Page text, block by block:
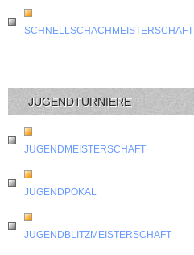
SCHNELLSCHACHMEISTERSCHAFT
JUGENDTURNIERE
JUGENDMEISTERSCHAFT
JUGENDPOKAL
JUGENDBLITZMEISTERSCHAFT